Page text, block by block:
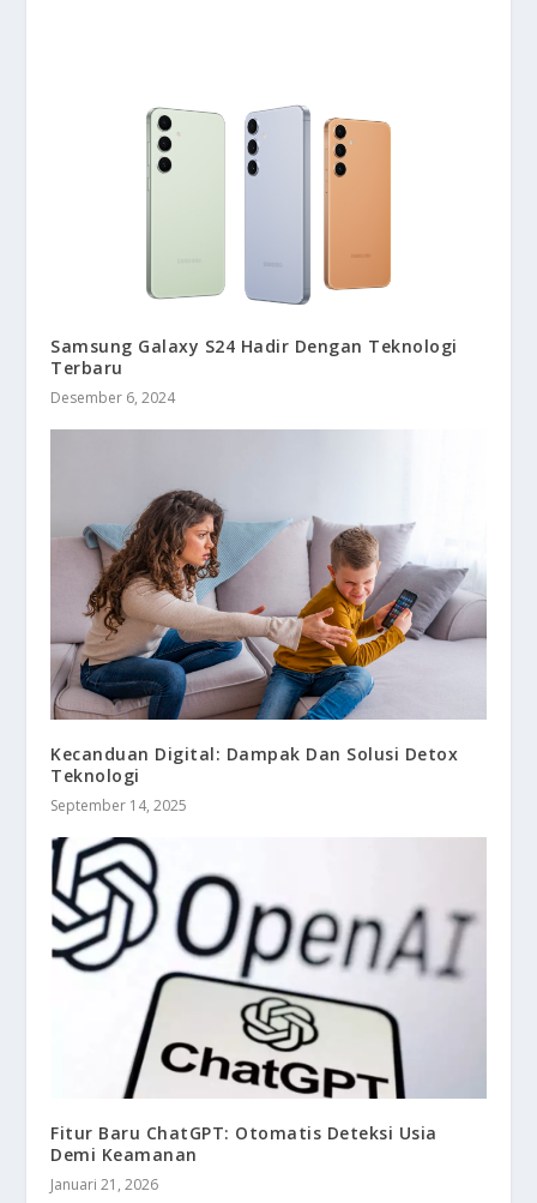
Samsung Galaxy S24 Hadir Dengan Teknologi
Terbaru
Desember 6, 2024
Kecanduan Digital: Dampak Dan Solusi Detox
Teknologi
September 14, 2025
Fitur Baru ChatGPT: Otomatis Deteksi Usia
Demi Keamanan
Januari 21, 2026